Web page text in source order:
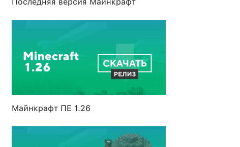
Майнкрафт ПЕ 1.26